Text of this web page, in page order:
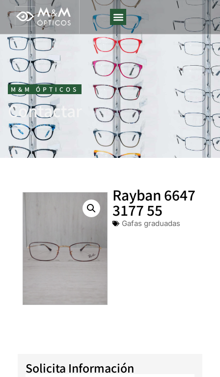
M&M ÓPTICOS
Contactar
Rayban 6647
3177 55
Gafas graduadas
Solicita Información